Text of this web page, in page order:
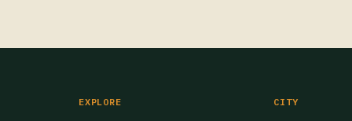
EXPLORE CITY